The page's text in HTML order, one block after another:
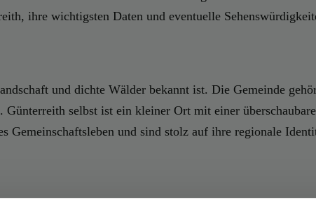
ihre wichtigsten Daten und eventuelle
und dichte Wälder bekannt ist. Die Gemeinde
selbst ist ein kleiner Ort mit einer
Gemeinschaftsleben und sind stolz auf ihre regionale
der ostösterreichischen Grenzregionen